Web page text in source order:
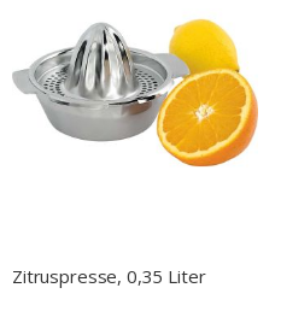
Zitruspresse, 0,35 Liter